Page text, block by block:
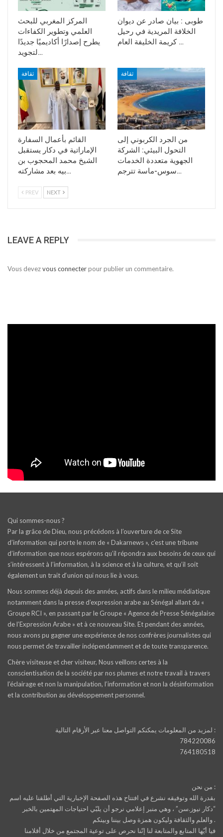
المركز المغربي للبحث
العلمي وتطوير الكفاءات
يطرح إصدارًا أكاديميًا جديدًا
لتجويد…
طوبى : بيان صادر عن ديوان
الخلافة المريدية في رحيل
كريمة الخليفة العام …
ثقافة
القائم بأعمال السفارة
الإماراتية في دكار يستقبل
الشيخ محمد المحجوب بن
بيه بعد مشاركته…
ثقافة
من الجرد الكربوني إلى
التحول البيئي: الشركة
الجهوية متعددة الخدمات
سوس-ماسة تترجم…
PREV NEXT
LEAVE A REPLY
Vous devezvous connecterpour publier un commentaire.
Qui sommes-nous ?
Par la grâce de Dieu, nous précédons à l’ouverture de ce Site
d’information qui porte le nom de « Dakarnews », c’est une tribune
d’information que nous espérons qu’il répondra aux besoins de ceux qui
s’intéressent à l’information, à la science et à la culture, et qu’il soit
également un trait d‘union qui nous lie à vous.
Nous sommes déjà depuis des années, actifs dans le milieu médiatique
notamment dans la presse d’expression arabe au Sénégal allant du «
Groupe RCI », en passant par le Groupe « Agence de Presse Sénégalaise
de l’Expression Arabe » et à ce nouveau Site. Et pendant des années,
nous avons pu gagner une expérience de nos confrères journalistes qui
nous permet de travailler indépendamment et de toute transparence.
Chère visiteuse et cher visiteur, Nous veillons certes à la
conscientisation de la société par nos plumes et notre travail à travers
l’éclairage et non la manipulation, l’information et non la désinformation
et la contribution au développement personnel.
لمزيد من المعلومات يمكنكم التواصل معنا عبر الأرقام التالية :
784220086
764180518
من نحن :
بقدرة الله وتوفيقه نشرع في افتتاح هذه الصفحة الإخبارية التي أطلقنا عليه اسم
“دكار نيوز.سن” ، وهي منبر إعلامي نرجو أن يلبّي احتياجات المهتمين بالخبر
والعلم والثقافة وليكون همزة وصل بيننا وبينكم .
فيا أيّها المتابع والمتابعة لنا إنّنا نحرص على توعية المجتمع من خلال أقلامنا